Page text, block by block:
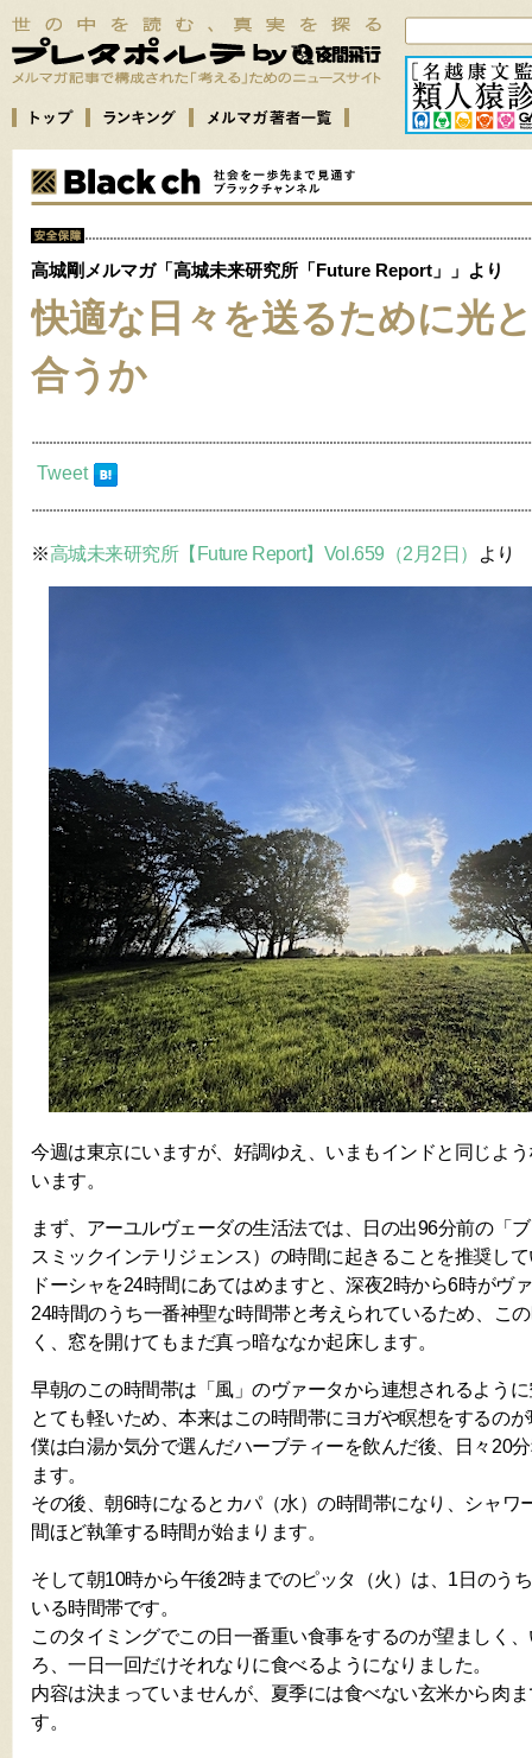
高城剛メルマガ「高城未来研究所「Future Report」」より
快適な日々を送るために光
合うか
Tweet
※高城未来研究所【Future Report】Vol.659（2月2日） より
今週は東京にいますが、好調ゆえ、いまもインドと同じよ
います。
まず、アーユルヴェーダの生活法では、日の出96分前の「
スミックインテリジェンス）の時間に起きることを推奨し
ドーシャを24時間にあてはめますと、深夜2時から6時がヴ
24時間のうち一番神聖な時間帯と考えられているため、こ
く、窓を開けてもまだ真っ暗ななか起床します。
早朝のこの時間帯は「風」のヴァータから連想されるよう
とても軽いため、本来はこの時間帯にヨガや瞑想をするの
僕は白湯か気分で選んだハーブティーを飲んだ後、日々20
ます。
その後、朝6時になるとカパ（水）の時間帯になり、シャワ
間ほど執筆する時間が始まります。
そして朝10時から午後2時までのピッタ（火）は、1日のう
いる時間帯です。
このタイミングでこの日一番重い食事をするのが望ましく
ろ、一日一回だけそれなりに食べるようになりました。
内容は決まっていませんが、夏季には食べない玄米から肉
す。